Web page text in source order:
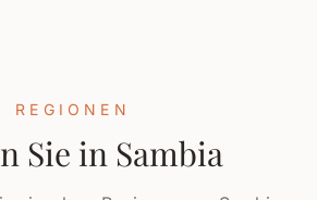
REGIONEN
Sie in Sambia